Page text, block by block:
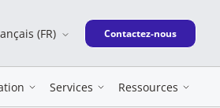
(FR) New window
Contactez-nous
Services Ressources